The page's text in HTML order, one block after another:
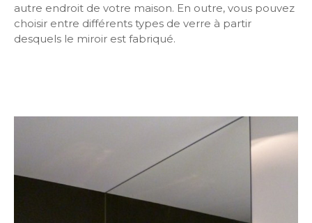
autre endroit de votre maison. En outre, vous pouvez
choisir entre différents types de verre à partir
desquels le miroir est fabriqué.